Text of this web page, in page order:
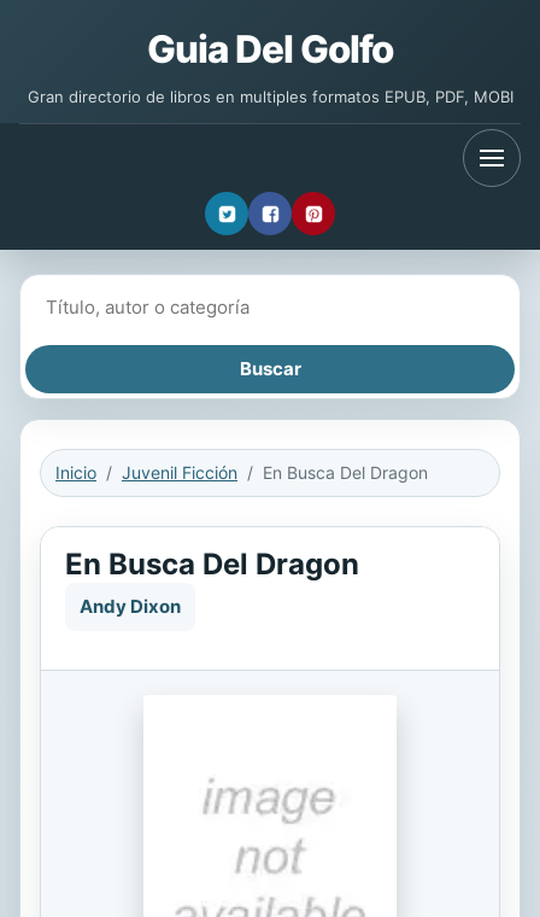
Guia Del Golfo
Gran directorio de libros en multiples formatos EPUB, PDF, MOBI
Inicio Juvenil Ficción En Busca Del Dragon
En Busca Del Dragon
Andy Dixon